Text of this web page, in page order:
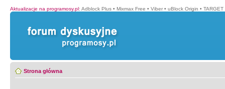
Aktualizacje na programosy.pl: Adblock Plus • Mixmax Free • Viber • uBlock Origin •
Strona główna